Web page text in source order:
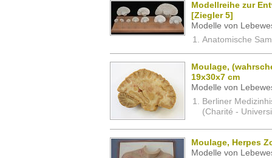
Modellreihe zur
[Ziegler 5]
Modelle von
Anatomische
Moulage,
19x30x7 cm
Modelle von
Berliner
(Charité -
Moulage, Herpes
Modelle von